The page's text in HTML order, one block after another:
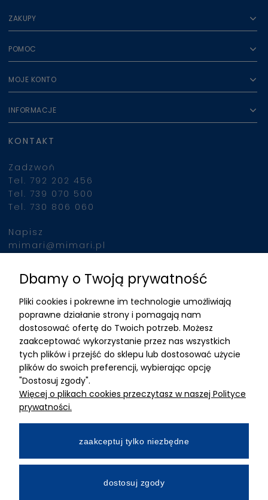
ZAKUPY
POMOC
MOJE KONTO
INFORMACJE
KONTAKT
Zadzwoń
Tel. 792 202 456
Tel. 739 070 500
Tel. 730 806 060
Napisz
mimari@mimari.pl
Znajdziesz nas
ADRES
MIMARI sp z o.o.
ul. Kurkowa 12
50-210 Wrocław
Dane rejestracyjne
NIP:8982325327
Wpłacony w całości
Numer konta bankowego
Dbamy o Twoją prywatność
Pliki cookies i pokrewne im technologie umożliwiają
poprawne działanie strony i pomagają nam
dostosować ofertę do Twoich potrzeb. Możesz
zaakceptować wykorzystanie przez nas wszystkich
tych plików i przejść do sklepu lub dostosować użycie
plików do swoich preferencji, wybierając opcję
"Dostosuj zgody".
Więcej o plikach cookies przeczytasz w naszej Polityce
prywatności.
zaakceptuj tylko niezbędne
dostosuj zgody